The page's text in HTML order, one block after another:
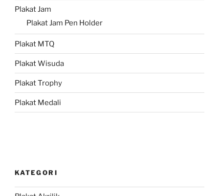
Plakat Jam
Plakat Jam Pen Holder
Plakat MTQ
Plakat Wisuda
Plakat Trophy
Plakat Medali
KATEGORI